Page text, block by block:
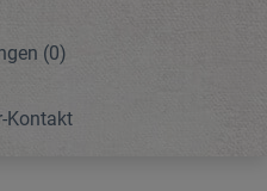
(0)
Kontakt